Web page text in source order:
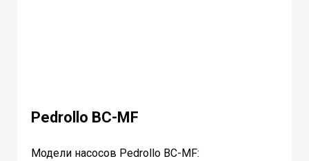
Pedrollo BC-MF
Модели насосов Pedrollo BC-MF: